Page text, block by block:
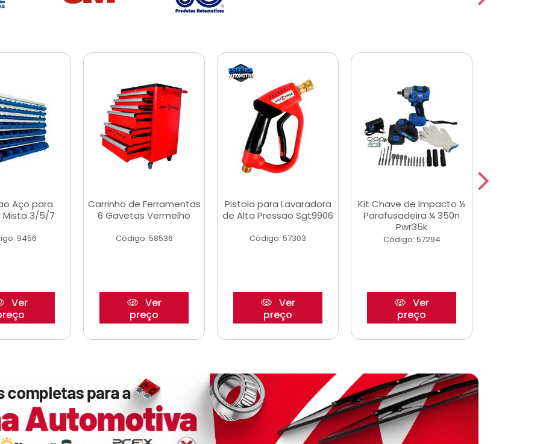
Aço para
Mista 3/5/7
9456
Ver
Carrinho de Ferramentas
6 Gavetas Vermelho
Código: 58536
Ver
preço
Pistola para Lavaradora
de Alta Pressao Sgt9906
Código: 57303
Ver
preço
Kit Chave de Impacto ½
Parafusadeira ¼ 350n
Pwr35k
Código: 57294
Ver
preço